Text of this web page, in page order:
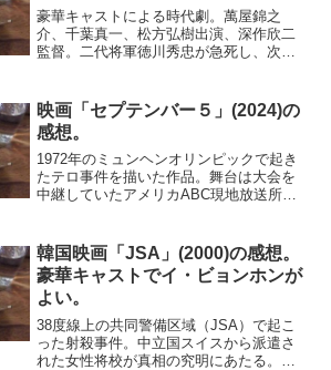
豪華キャストによる時代劇。萬屋錦之
介、千葉真一、松方弘樹出演、深作欣二
監督。二代将軍徳川秀忠が急死し、次期
は、春日局や松平伊豆守信綱と組んで、
忠長派と暗闘を繰り広げる。史...
映画「セプテンバー５」(2024)の
感想。
1972年のミュンヘンオリンピックで起き
たテロ事件を描いた作品。舞台は大会を
中継していたアメリカABC現地放送所。
実際のテレビ映像が挿入されるにとどま
る。直接の現場映像...
韓国映画「JSA」(2000)の感想。
豪華キャストでイ・ビョンホンが
よい。
38度線上の共同警備区域（JSA）で起こ
った射殺事件。中立国スイスから派遣さ
れた女性将校が真相の究明にあたる。朝